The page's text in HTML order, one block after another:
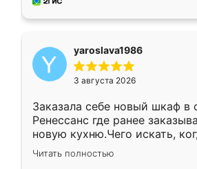
yaroslava1986
3 августа 2026
Заказала себе новый шкаф в
Ренессанс где ранее
новую кухню.Чего искать,
вполне довольна. Служит
два года, нареканий нет.
Читать полностью